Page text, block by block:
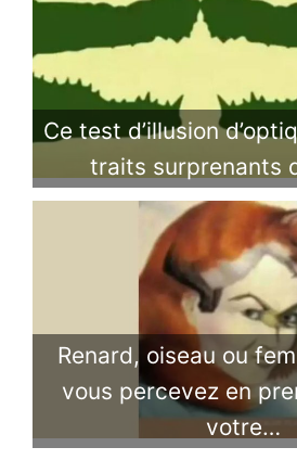
Ce test d’illusion
traits surprenants
Renard, oiseau ou
vous percevez en
votre…